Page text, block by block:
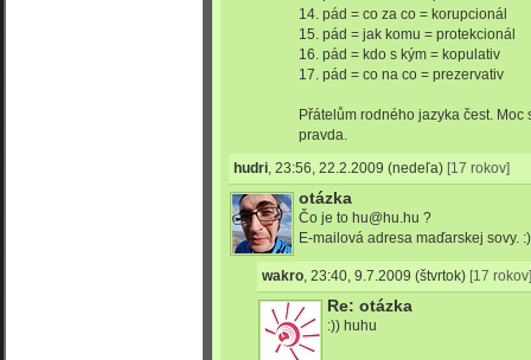
14. pád = co za co = korupcionál
15. pád = jak komu = protekcionál
16. pád = kdo s kým = kopulativ
17. pád = co na co = prezervativ
Přátelům rodného jazyka čest.
pravda.
hudri, 23:56, 22.2.2009 (nedeľa) [17 rokov]
otázka
Čo je to hu@hu.hu ?
E-mailová adresa maďarskej sovy.
wakro, 23:40, 9.7.2009 (štvrtok) [17 rokov]
Re: otázka
:)) huhu